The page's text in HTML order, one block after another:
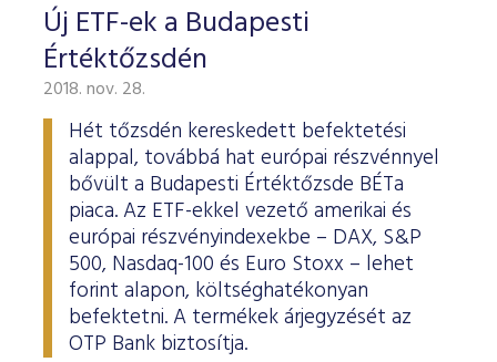
Új ETF-ek a Budapesti
Értéktőzsdén
2018. nov. 28.
Hét tőzsdén kereskedett befektetési
alappal, továbbá hat európai részvénnyel
bővült a Budapesti Értéktőzsde BÉTa
piaca. Az ETF-ekkel vezető amerikai és
európai részvényindexekbe – DAX, S&P
500, Nasdaq-100 és Euro Stoxx – lehet
forint alapon, költséghatékonyan
befektetni. A termékek árjegyzését az
OTP Bank biztosítja.